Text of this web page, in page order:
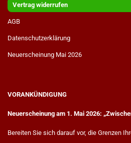
Vertrag widerrufen
AGB
Datenschutzerklärung
Neuerscheinung Mai 2026
VORANKÜNDIGUNG
Neuerscheinung am 1. Mai 2026:
Bereiten Sie sich darauf vor, die Grenzen